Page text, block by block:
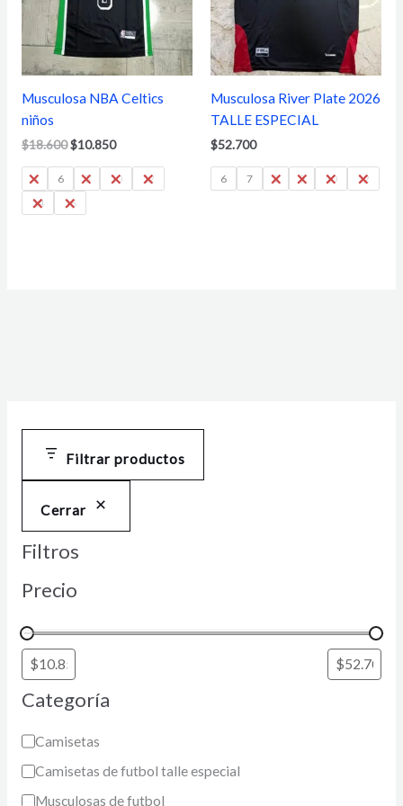
Filtrar productos
Cerrar
Filtros
Precio
Categoría
Camisetas
Camisetas de futbol talle especial
Musculosas de futbol
Musculosa NBA Celtics
niños
$18.600$10.850
4 6 8 10
12
14
16
Musculosa River Plate 2026
TALLE ESPECIAL
$52.700
6 7 8 9 10 12